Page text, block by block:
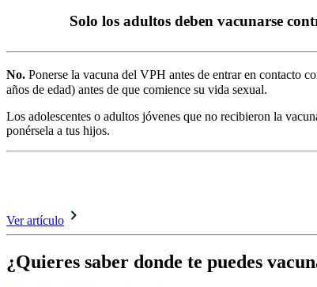
Solo los adultos deben vacunarse
No. Ponerse la vacuna del VPH antes de entrar en contacto
años de edad) antes de que comience su vida sexual.
Los adolescentes o adultos jóvenes que no recibieron la
ponérsela a tus hijos.
Ver artículo
¿Quieres saber donde te puedes